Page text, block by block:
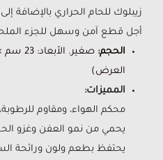
زيبلوك للحام الحراري بالإضافة
أجل قطع آمن وسهل للجزء
الحجم:
العرض)
المميزات:
محكم الهواء، ومقاوم
يحمي من نمو العفن وغزو
يحتفظ بطعم ولون ورائحة